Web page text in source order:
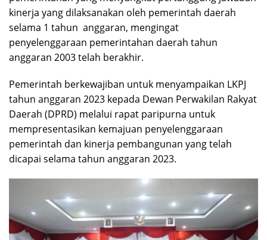
kinerja yang dilaksanakan oleh pemerintah daerah
selama 1 tahun anggaran, mengingat
penyelenggaraan pemerintahan daerah tahun
anggaran 2003 telah berakhir.
Pemerintah berkewajiban untuk menyampaikan LKPJ
tahun anggaran 2023 kepada Dewan Perwakilan Rakyat
Daerah (DPRD) melalui rapat paripurna untuk
mempresentasikan kemajuan penyelenggaraan
pemerintah dan kinerja pembangunan yang telah
dicapai selama tahun anggaran 2023.